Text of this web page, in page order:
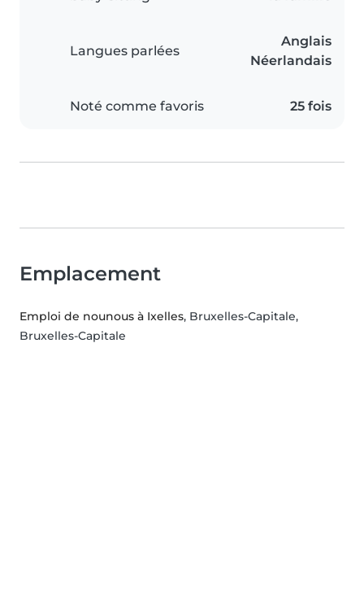
Langues parlées
Anglais
Néerlandais
Noté comme favoris 25 fois
Emplacement
Emploi de nounous à Ixelles, Bruxelles-Capitale,
Bruxelles-Capitale